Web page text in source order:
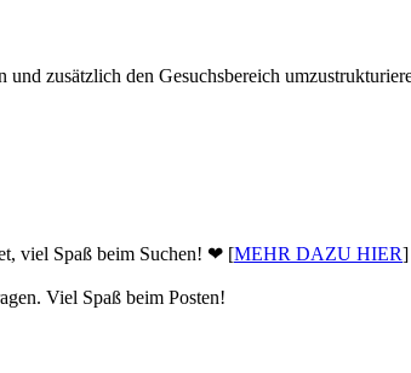
zusätzlich den Gesuchsbereich
viel Spaß beim Suchen! ❤ [MEHR DAZU HIER]
Viel Spaß beim Posten!